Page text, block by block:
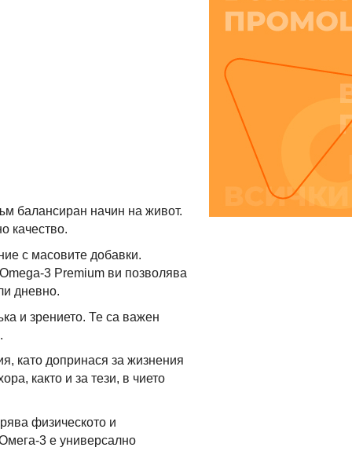
балансиран начин на живот.
качество.
с масовите добавки.
3 Premium ви позволява
дневно.
и зрението. Те са важен
като допринася за жизнения
както и за тези, в чието
физическото и
3 е универсално